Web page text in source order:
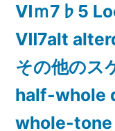
Ⅵｍ7♭5
Ⅶ7alt
その他のス
half-whole
whole-tone